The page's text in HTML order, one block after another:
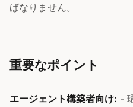
ばなりません。
重要なポイント
エージェント構築者向け: -